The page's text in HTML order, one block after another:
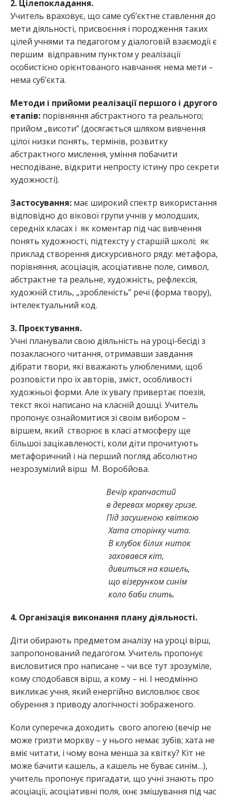
2. Цілепокладання.
Учитель враховує, що саме суб’єктне ставлення до
мети діяльності, присвоєння і породження таких
цілей учнями та педагогом у діалоговій взаємодії є
першим відправним пунктом у реалізації
особистісно орієнтованого навчання: нема мети –
нема суб’єкта.
Методи і прийоми реалізації першого і другого
етапів: порівняння абстрактного та реального;
прийом „висоти” (досягається шляхом вивчення
цілої низки понять, термінів, розвитку
абстрактного мислення, уміння побачити
несподіване, відкрити непросту істину про секрети
художності).
Застосування: має широкий спектр використання
відповідно до вікової групи учнів у молодших,
середніх класах і як коментар під час вивчення
понять художності, підтексту у старшій школі; як
приклад створення дискурсивного ряду: метафора,
порівняння, асоціація, асоціативне поле, символ,
абстрактне та реальне, художність, рефлексія,
художній стиль, „зробленість” речі (форма твору),
інтелектуальний код.
3. Проєктування.
Учні планували свою діяльність на уроці-бесіді з
позакласного читання, отримавши завдання
дібрати твори, які вважають улюбленими, щоб
розповісти про їх авторів, зміст, особливості
художньої форми. Але їх увагу привертає поезія,
текст якої написано на класній дошці. Учитель
пропонує ознайомитися зі своїм вибором –
віршем, який створює в класі атмосферу ще
більшої зацікавленості, коли діти прочитують
метафоричний і на перший погляд абсолютно
незрозумілий вірш М. Воробйова.
Вечір крапчастий
в деревах моркву гризе.
Під засушеною квіткою
Хата сторінку чита.
В клубок білих ниток
заховався кіт,
дивиться на кашель,
що візерунком синім
коло баби спить.
4. Організація виконання плану діяльності.
Діти обирають предметом аналізу на уроці вірш,
запропонований педагогом. Учитель пропонує
висловитися про написане – чи все тут зрозуміле,
кому сподобався вірш, а кому – ні. І неодмінно
викликає учня, який енергійно висловлює своє
обурення з приводу алогічності зображеного.
Коли суперечка доходить свого апогею (вечір не
може гризти моркву – у нього немає зубів; хата не
вміє читати, і чому вона менша за квітку? Кіт не
може бачити кашель, а кашель не буває синім…),
учитель пропонує пригадати, що учні знають про
асоціації, асоціативні поля, їхнє змішування під час